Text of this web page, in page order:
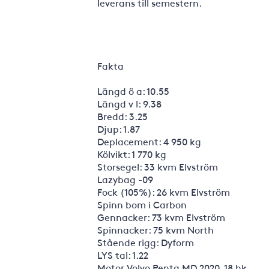
Fakta
Längd ö a: 10.55
Längd v l: 9.38
Bredd: 3.25
Djup: 1.87
Deplacement: 4 950 kg
Kölvikt: 1 770 kg
Storsegel: 33 kvm Elvström
Lazybag -09
Fock (105%): 26 kvm Elvström
Spinn bom i Carbon
Gennacker: 73 kvm Elvström
Spinnacker: 75 kvm North
Stående rigg: Dyform
LYS tal: 1.22